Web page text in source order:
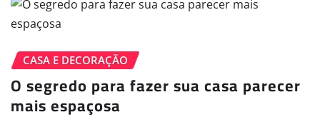
CASA E DECORAÇÃO
O segredo para fazer sua casa parecer
mais espaçosa